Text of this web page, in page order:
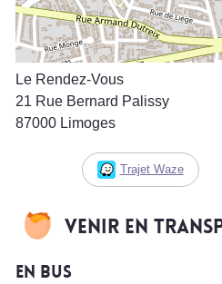
Le Rendez-Vous
21 Rue Bernard Palissy
87000 Limoges
Trajet Waze
Venir en
En bus